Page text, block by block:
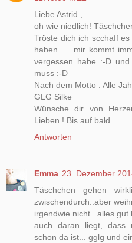
Liebe Astrid ,
oh wie niedlich!
Tröste dich ich scchaff
haben .... mir kommt
vergessen habe :-D
muss :-D
Nach dem Motto : Alle
GLG Silke
Wünsche dir von
Lieben ! Bis auf bald
Antworten
Emma 23. Dezember
Täschchen gehen
zwischendurch..aber
irgendwie nicht...alles
auch daran liegt, dass
schon da ist... gglg und